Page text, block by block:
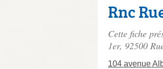
Rnc
Cette fiche
1er, 92500
104 avenue